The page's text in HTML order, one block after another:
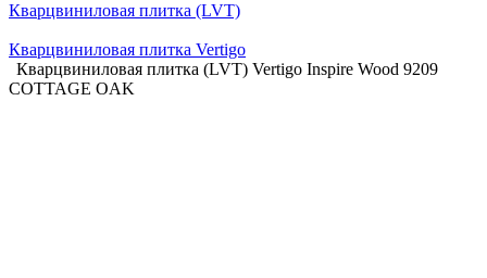
Кварцвиниловая плитка (LVT)
Кварцвиниловая плитка Vertigo
Кварцвиниловая плитка (LVT) Vertigo Inspire Wood 9209
COTTAGE OAK